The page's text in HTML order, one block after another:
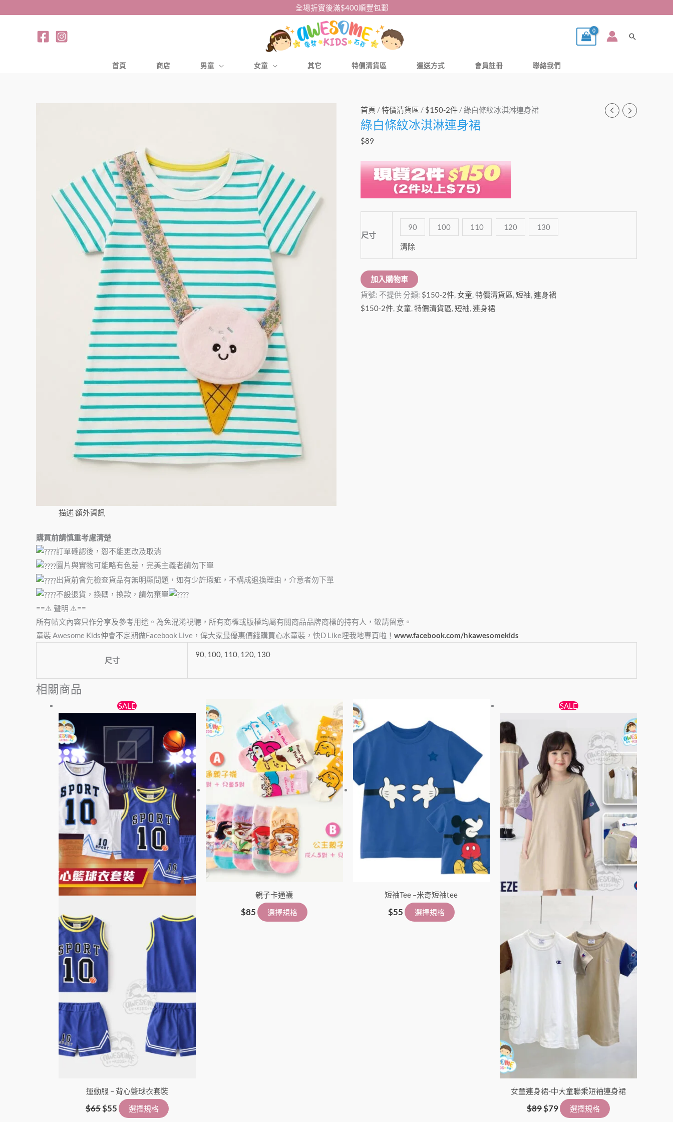
全場折實後滿$400順豐包郵
搜
首頁 商店 男童 女童 其它 特價清貨區 運送方式 會員註冊 聯絡我們
首頁 /特價清貨區 / $150-2件 / 綠白條紋冰淇淋連身裙
綠白條紋冰淇淋連身裙
$89
尺寸
90 100 110 120 130
清除
綠
白
條
冰
淇
裙
量
加入購物車
貨號: 不提供分類: $150-2件, 女童,特價清貨區,短袖,連身裙
$150-2件, 女童,特價清貨區,短袖,連身裙
描述額外資訊
購買前請慎重考慮清楚
訂單確認後，恕不能更改及取消
圖片與實物可能略有色差，完美主義者請勿下單
出貨前會先檢查貨品有無明顯問題，如有少許瑕疵，不構成退換理由，介意者勿下單
不設退貨，換碼，換款，請勿棄單
==⚠️ 聲明 ⚠️==
所有帖文內容只作分享及參考用途。為免混淆視聽，所有商標或版權均屬有關商品品牌商標的持有人，敬請留意。
童裝 Awesome Kids仲會不定期做Facebook Live，俾大家最優惠價錢購買心水童裝，快D Like埋我地專頁啦！ www.facebook.com/hkawesomekids
尺寸
90, 100, 110, 120, 130
相關商品
SALE
運動服 – 背心籃球衣套裝
$65
始
價
$65。
$55
目
前
價
格：
$55。
選擇規格
品
有
多
種
款
式。
可
在
頁
面
選
選
親子卡通襪
$85 選擇規格
有
多
種
款
產
品
擇
短袖Tee –米奇短袖tee
$55 選擇規格
品
種
款
式。
可
在
產
品
頁
選
擇
SALE
女童連身裙-中大童聯乘短袖連身裙
$89
格：
$89。
$79
目
格：
$79。
選擇規格
有
多
種
款
式。
可
在
產
品
頁
面
項